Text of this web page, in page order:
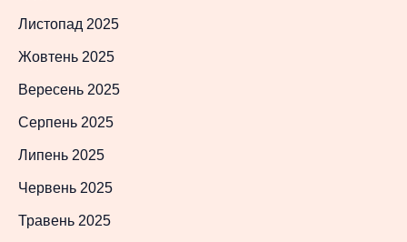
Листопад 2025
Жовтень 2025
Вересень 2025
Серпень 2025
Липень 2025
Червень 2025
Травень 2025